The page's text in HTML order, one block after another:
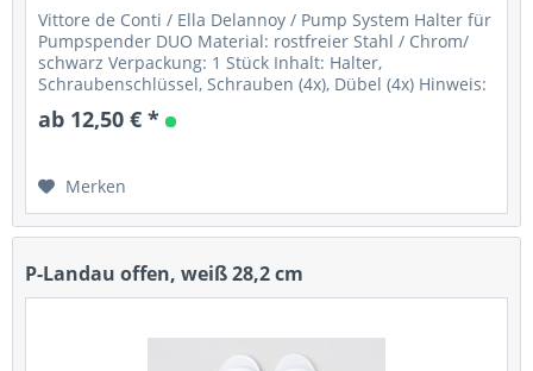
Vittore de Conti / Ella Delannoy / Pump System Halter für
Pumpspender DUO Material: rostfreier Stahl / Chrom/
schwarz Verpackung: 1 Stück Inhalt: Halter,
Schraubenschlüssel, Schrauben (4x), Dübel (4x) Hinweis:
ab 12,50 € *
Merken
P-Landau offen, weiß 28,2 cm